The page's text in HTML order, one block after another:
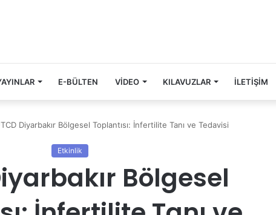
E-BÜLTEN VİDEO KILAVUZLAR İLETIŞIM
Diyarbakır Bölgesel Toplantısı: İnfertilite Tanı ve Tedavisi
Etkinlik
Bölgesel